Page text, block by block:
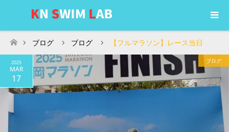
ホーム
ブログ ブログ 【フルマラソン】レース当日
2025
MAR
17
ブログ